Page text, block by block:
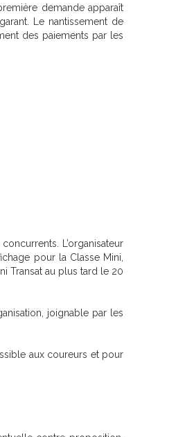
demande apparaît
Le nantissement de
des paiements par les
L’organisateur
pour la Classe Mini,
Transat au plus tard le 20
joignable par les
aux coureurs et pour